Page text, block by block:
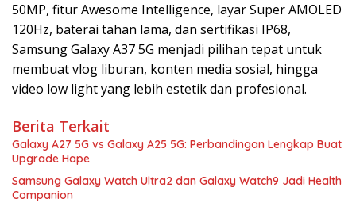
50MP, fitur Awesome Intelligence, layar Super AMOLED
120Hz, baterai tahan lama, dan sertifikasi IP68,
Samsung Galaxy A37 5G menjadi pilihan tepat untuk
membuat vlog liburan, konten media sosial, hingga
video low light yang lebih estetik dan profesional.
Berita Terkait
Galaxy A27 5G vs Galaxy A25 5G: Perbandingan Lengkap Buat
Upgrade Hape
Samsung Galaxy Watch Ultra2 dan Galaxy Watch9 Jadi Health
Companion